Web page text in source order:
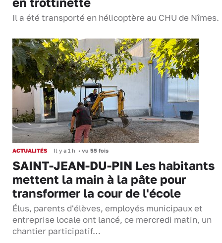
Il a été transporté en hélicoptère au CHU de Nîmes.
ACTUALITÉS Il y a 1 h • vu 55 fois
SAINT-JEAN-DU-PIN Les habitants
mettent la main à la pâte pour
transformer la cour de l'école
Élus, parents d'élèves, employés municipaux et
entreprise locale ont lancé, ce mercredi matin, un
chantier participatif…